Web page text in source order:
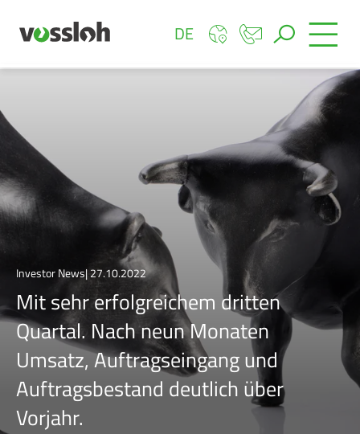
DE
Investor News| 27.10.2022
Mit sehr erfolgreichem dritten
Quartal. Nach neun Monaten
Umsatz, Auftragseingang und
Auftragsbestand deutlich über
Vorjahr.